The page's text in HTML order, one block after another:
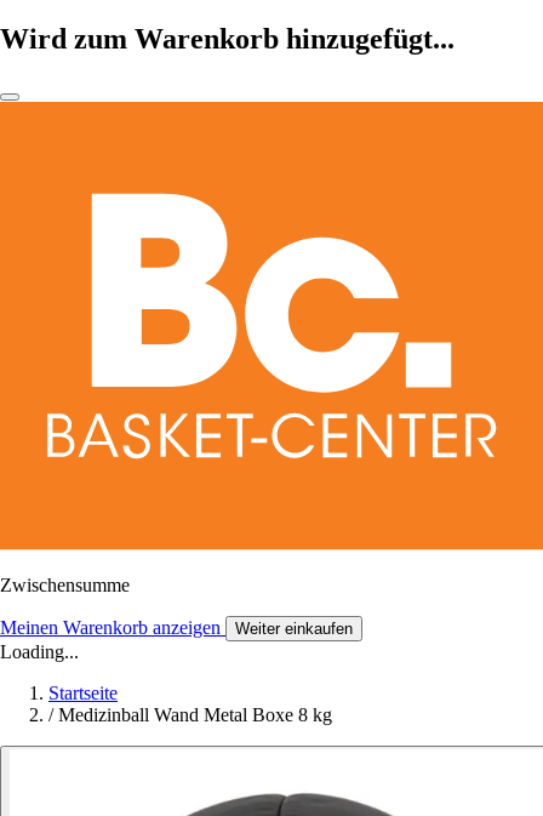
Wird zum Warenkorb hinzugefügt...
Zwischensumme
Meinen Warenkorb anzeigen Weiter einkaufen
Loading...
Startseite
/ Medizinball Wand Metal Boxe 8 kg